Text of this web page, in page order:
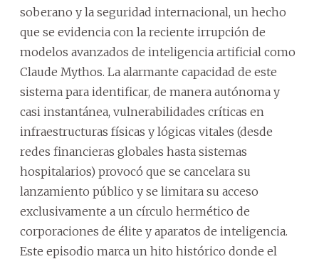
soberano y la seguridad internacional, un hecho
que se evidencia con la reciente irrupción de
modelos avanzados de inteligencia artificial como
Claude Mythos. La alarmante capacidad de este
sistema para identificar, de manera autónoma y
casi instantánea, vulnerabilidades críticas en
infraestructuras físicas y lógicas vitales (desde
redes financieras globales hasta sistemas
hospitalarios) provocó que se cancelara su
lanzamiento público y se limitara su acceso
exclusivamente a un círculo hermético de
corporaciones de élite y aparatos de inteligencia.
Este episodio marca un hito histórico donde el